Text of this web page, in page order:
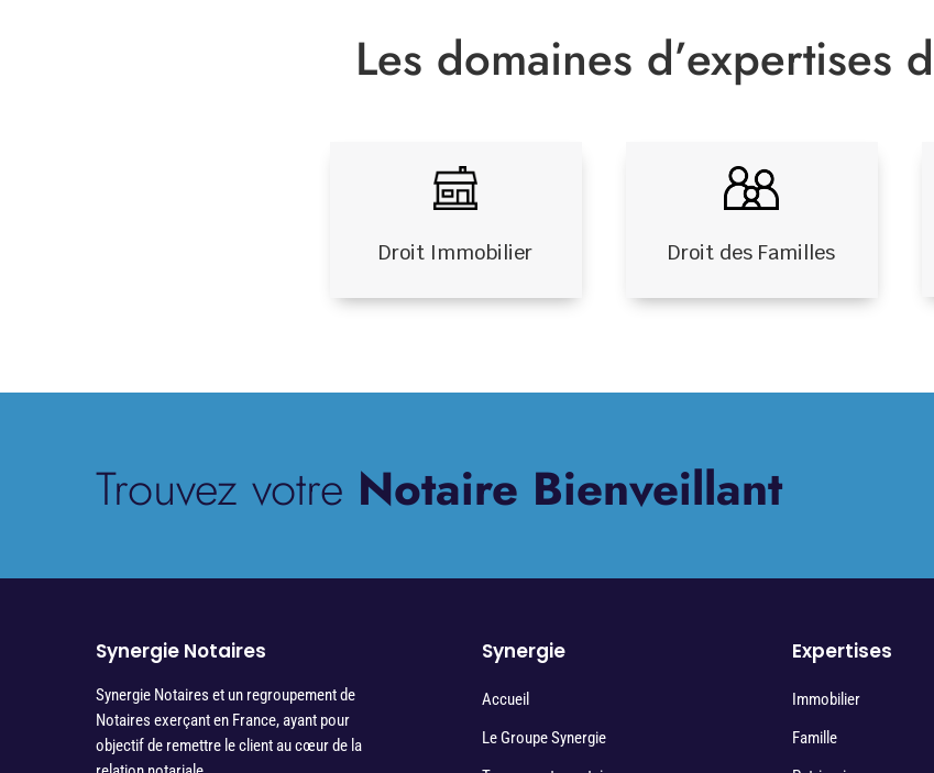
Les domaines d’expertises
Droit Immobilier Droit des Familles
Trouvez votre Notaire Bienveillant
Synergie Notaires
Synergie Notaires et un regroupement de
Notaires exerçant en France, ayant pour
objectif de remettre le client au cœur de la
Synergie
Accueil
Le Groupe Synergie
Expertises
Immobilier
Famille